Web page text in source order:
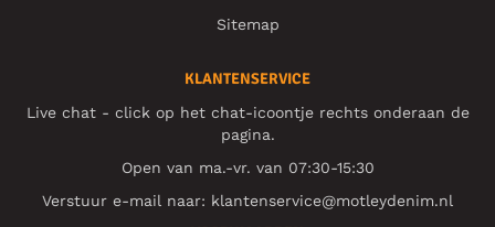
Sitemap
KLANTENSERVICE
Live chat - click op het chat-icoontje rechts onderaan de
pagina.
Open van ma.-vr. van 07:30-15:30
Verstuur e-mail naar: klantenservice@motleydenim.nl